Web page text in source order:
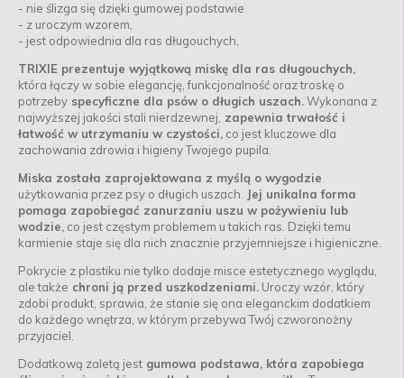
- nie ślizga się dzięki gumowej podstawie
- z uroczym wzorem,
- jest odpowiednia dla ras długouchych,
TRIXIE prezentuje wyjątkową miskę dla ras długouchych,
która łączy w sobie elegancję, funkcjonalność oraz troskę o
potrzeby specyficzne dla psów o długich uszach.Wykonana z
najwyższej jakości stali nierdzewnej, zapewnia trwałość i
łatwość w utrzymaniu w czystości, co jest kluczowe dla
zachowania zdrowia i higieny Twojego pupila.
Miska została zaprojektowana z myślą o wygodzie
użytkowania przez psy o długich uszach.
Jej unikalna forma
pomaga zapobiegać zanurzaniu uszu w pożywieniu lub
wodzie, co jest częstym problemem u takich ras. Dzięki temu
karmienie staje się dla nich znacznie przyjemniejsze i higieniczne.
Pokrycie z plastiku nie tylko dodaje misce estetycznego wyglądu,
ale także chroni ją przed uszkodzeniami. Uroczy wzór, który
zdobi produkt, sprawia, że stanie się ona eleganckim dodatkiem
do każdego wnętrza, w którym przebywa Twój czworonożny
przyjaciel.
Dodatkową zaletą jest gumowa podstawa, która zapobiega